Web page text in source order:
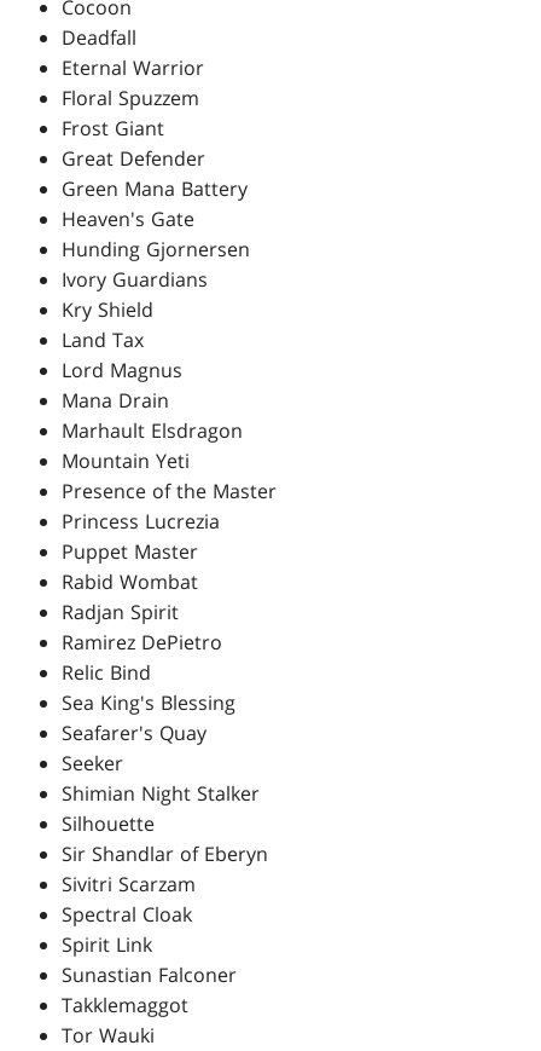
Cocoon
Deadfall
Eternal Warrior
Floral Spuzzem
Frost Giant
Great Defender
Green Mana Battery
Heaven's Gate
Hunding Gjornersen
Ivory Guardians
Kry Shield
Land Tax
Lord Magnus
Mana Drain
Marhault Elsdragon
Mountain Yeti
Presence of the Master
Princess Lucrezia
Puppet Master
Rabid Wombat
Radjan Spirit
Ramirez DePietro
Relic Bind
Sea King's Blessing
Seafarer's Quay
Seeker
Shimian Night Stalker
Silhouette
Sir Shandlar of Eberyn
Sivitri Scarzam
Spectral Cloak
Spirit Link
Sunastian Falconer
Takklemaggot
Tor Wauki